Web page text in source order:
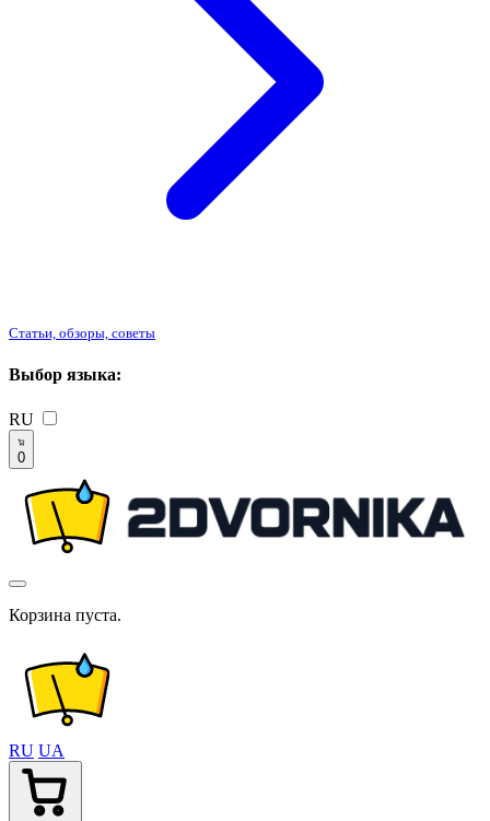
Статьи, обзоры, советы
Выбор языка:
RU
0
Корзина пуста.
RU UA